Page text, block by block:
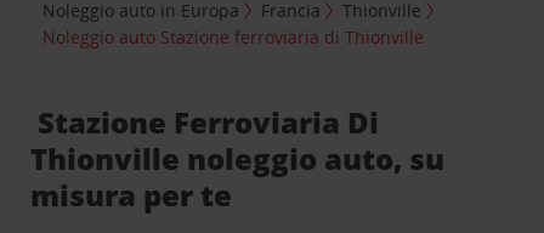
Noleggio auto in Europa
Francia
Thionville
Noleggio auto Stazione ferroviaria di Thionville
Stazione Ferroviaria Di
Thionville noleggio auto, su
misura per te